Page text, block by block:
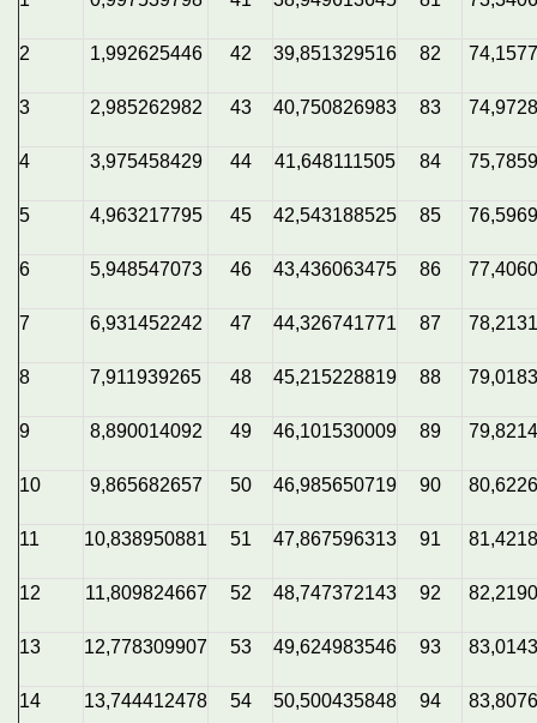
2 1,992625446 42 39,851329516 82
3 2,985262982 43 40,750826983 83
4 3,975458429 44 41,648111505 84
5 4,963217795 45 42,543188525 85
6 5,948547073 46 43,436063475 86
7 6,931452242 47 44,326741771 87
8 7,911939265 48 45,215228819 88
9 8,890014092 49 46,101530009 89
10 9,865682657 50 46,985650719 90
11 10,838950881 51 47,867596313 91
12 11,809824667 52 48,747372143 92
13 12,778309907 53 49,624983546 93
14 13,744412478 54 50,500435848 94